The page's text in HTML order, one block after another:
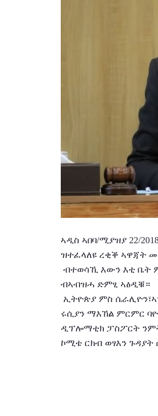
ኣዲስ ኣበባ/ሚያዝያ 22/
ዝተፈላለዩ ረቂቕ ኣዋጃት
ብኣብዝሓ ድምፂ ኣፅዲቑ።
ሩሲያን ማእኸል ምርምር
ዲፕሎማቲክ ፓስፖርት
ኮሚቴ ርክብ ወፃእን